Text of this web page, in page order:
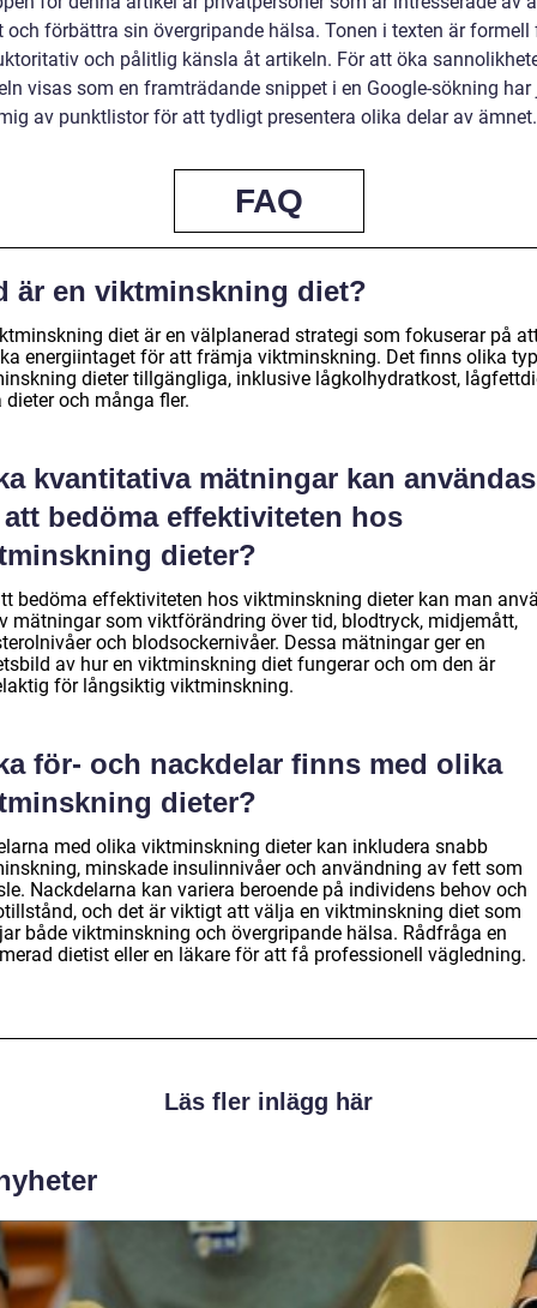
och förbättra sin övergripande hälsa. Tonen i texten är formell
och pålitlig känsla åt artikeln. För att öka
visas som en framträdande snippet i en Google-sökning har
av punktlistor för att tydligt presentera olika delar av ämnet.
FAQ
är en viktminskning diet?
diet är en välplanerad strategi som fokuserar på
energiintaget för att främja viktminskning. Det finns olika
dieter tillgängliga, inklusive lågkolhydratkost,
och många fler.
kvantitativa mätningar kan användas
bedöma effektiviteten hos
dieter?
bedöma effektiviteten hos viktminskning dieter kan man
mätningar som viktförändring över tid, blodtryck, midjemått,
och blodsockernivåer. Dessa mätningar ger en
av hur en viktminskning diet fungerar och om den är
för långsiktig viktminskning.
för- och nackdelar finns med olika
dieter?
med olika viktminskning dieter kan inkludera snabb
minskade insulinnivåer och användning av fett som
Nackdelarna kan variera beroende på individens behov och
och det är viktigt att välja en viktminskning diet som
både viktminskning och övergripande hälsa. Rådfråga en
dietist eller en läkare för att få professionell vägledning.
Läs fler inlägg här